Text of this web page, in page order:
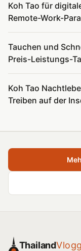
Koh Tao für
Remote-Work-
Tauchen und
Preis-Leistungs-
Koh Tao
Treiben auf der
Thailand